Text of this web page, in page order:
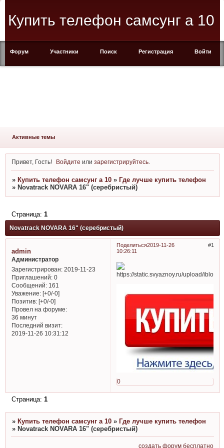
Купить телефон самсунг а 10
Форум Участники Поиск Регистрация Войти
Активные темы
Привет, Гость! Войдите илизарегистрируйтесь
» Купить телефон самсунг а 10 » Где лучше купить телефон
» Novatrack NOVARA 16" (серебристый)
Novatrack NOVARA 16" (серебристый)
Страница: 1
Поделиться 1
2019-11-26
10:26:11
admin
Администратор
Зарегистрирован: 2019-11-23
Приглашений:0
Сообщений:161
Уважение: [+0/-0]
Позитив: [+0/-0]
Провел на форуме:
36 минут
Последний визит:
2019-11-26 10:31:12
0
Страница: 1
» Купить телефон самсунг а 10 » Где лучше купить телефон
» Novatrack NOVARA 16" (серебристый)
создать форум бесплатно